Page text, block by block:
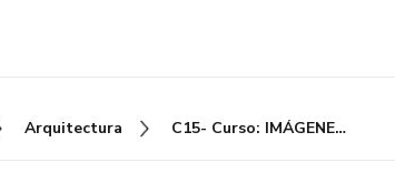
Arquitectura C15- Curso: IMÁGENES DIAGNÓSTICAS